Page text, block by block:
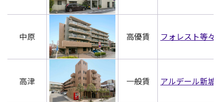
中原 高優賃 フォレスト等々
高津 一般賃 アルデール新城